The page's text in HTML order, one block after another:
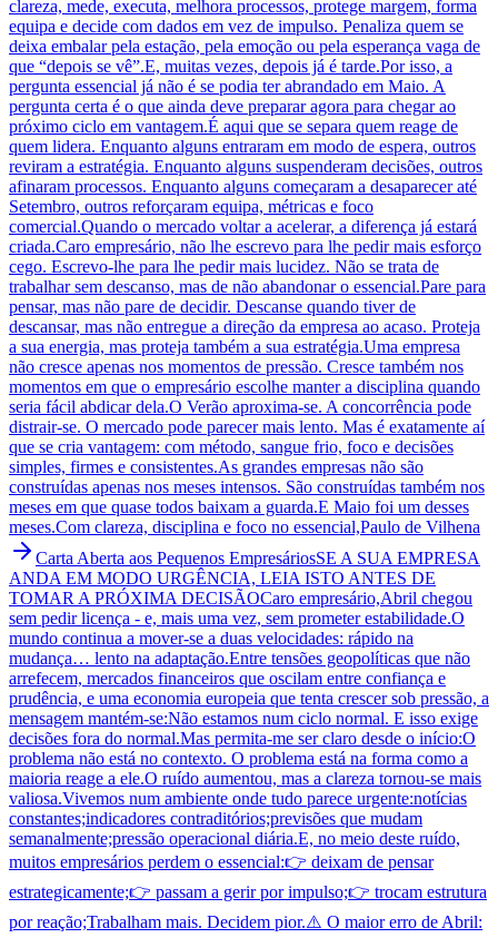
clareza, mede, executa, melhora processos, protege margem, forma
equipa e decide com dados em vez de impulso. Penaliza quem se
deixa embalar pela estação, pela emoção ou pela esperança vaga de
que “depois se vê”.E, muitas vezes, depois já é tarde.Por isso, a
pergunta essencial já não é se podia ter abrandado em Maio. A
pergunta certa é o que ainda deve preparar agora para chegar ao
próximo ciclo em vantagem.É aqui que se separa quem reage de
quem lidera. Enquanto alguns entraram em modo de espera, outros
reviram a estratégia. Enquanto alguns suspenderam decisões, outros
afinaram processos. Enquanto alguns começaram a desaparecer até
Setembro, outros reforçaram equipa, métricas e foco
comercial.Quando o mercado voltar a acelerar, a diferença já estará
criada.Caro empresário, não lhe escrevo para lhe pedir mais esforço
cego. Escrevo-lhe para lhe pedir mais lucidez. Não se trata de
trabalhar sem descanso, mas de não abandonar o essencial.Pare para
pensar, mas não pare de decidir. Descanse quando tiver de
descansar, mas não entregue a direção da empresa ao acaso. Proteja
a sua energia, mas proteja também a sua estratégia.Uma empresa
não cresce apenas nos momentos de pressão. Cresce também nos
momentos em que o empresário escolhe manter a disciplina quando
seria fácil abdicar dela.O Verão aproxima-se. A concorrência pode
distrair-se. O mercado pode parecer mais lento. Mas é exatamente aí
que se cria vantagem: com método, sangue frio, foco e decisões
simples, firmes e consistentes.As grandes empresas não são
construídas apenas nos meses intensos. São construídas também nos
meses em que quase todos baixam a guarda.E Maio foi um desses
meses.Com clareza, disciplina e foco no essencial,Paulo de Vilhena
Carta Aberta aos Pequenos EmpresáriosSE A SUA EMPRESA
ANDA EM MODO URGÊNCIA, LEIA ISTO ANTES DE
TOMAR A PRÓXIMA DECISÃOCaro empresário,Abril chegou
sem pedir licença - e, mais uma vez, sem prometer estabilidade.O
mundo continua a mover-se a duas velocidades: rápido na
mudança… lento na adaptação.Entre tensões geopolíticas que não
arrefecem, mercados financeiros que oscilam entre confiança e
prudência, e uma economia europeia que tenta crescer sob pressão, a
mensagem mantém-se:Não estamos num ciclo normal. E isso exige
decisões fora do normal.Mas permita-me ser claro desde o início:O
problema não está no contexto. O problema está na forma como a
maioria reage a ele.O ruído aumentou, mas a clareza tornou-se mais
valiosa.Vivemos num ambiente onde tudo parece urgente:notícias
constantes;indicadores contraditórios;previsões que mudam
semanalmente;pressão operacional diária.E, no meio deste ruído,
muitos empresários perdem o essencial:👉 deixam de pensar
estrategicamente;👉 passam a gerir por impulso;👉 trocam estrutura
por reação;Trabalham mais. Decidem pior.⚠️ O maior erro de Abril: